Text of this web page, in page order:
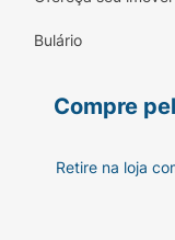
Bulário
Compre
Retire na loja